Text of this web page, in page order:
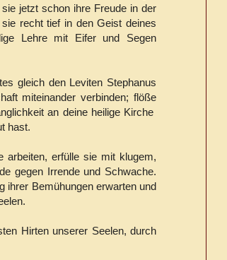
jetzt schon ihre Freude in der
recht tief in den Geist deines
Lehre mit Eifer und Segen
gleich den Leviten Stephanus
miteinander verbinden; flöße
an deine heilige Kirche
hast.
arbeiten, erfülle sie mit klugem,
gegen Irrende und Schwache.
ihrer Bemühungen erwarten und
Hirten unserer Seelen, durch